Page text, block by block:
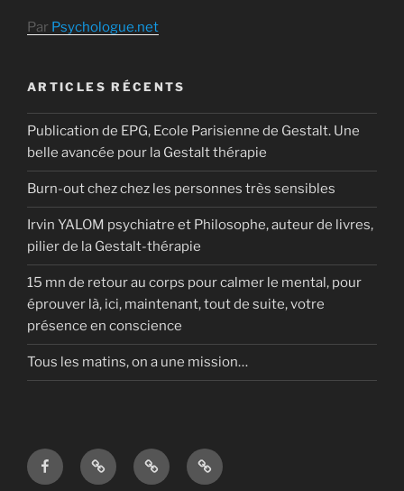
Par Psychologue.net
ARTICLES RÉCENTS
Publication de EPG, Ecole Parisienne de Gestalt. Une
belle avancée pour la Gestalt thérapie
Burn-out chez chez les personnes très sensibles
Irvin YALOM psychiatre et Philosophe, auteur de livres,
pilier de la Gestalt-thérapie
15 mn de retour au corps pour calmer le mental, pour
éprouver là, ici, maintenant, tout de suite, votre
présence en conscience
Tous les matins, on a une mission…
FacebookViadeo Privacy
Policy
Google
my